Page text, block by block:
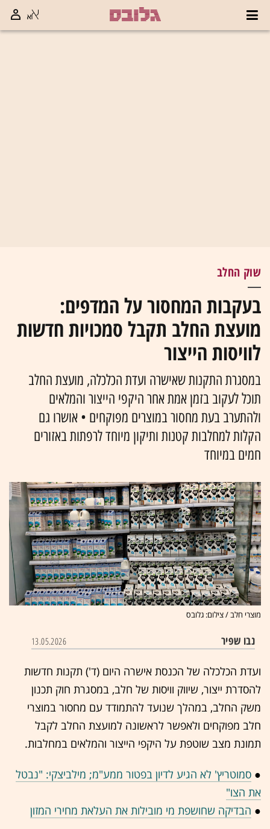
שוק החלב
בעקבות המחסור על המדפים:
מועצת החלב תקבל סמכויות חדשות
לוויסות הייצור
במסגרת התקנות שאישרה ועדת הכלכלה, מועצת החלב
תוכל לעקוב בזמן אמת אחר היקפי הייצור והמלאים
ולהתערב בעת מחסור במוצרים מפוקחים • אושרו גם
הקלות למחלבות קטנות ותיקון מיוחד לרפתות באזורים
חמים במיוחד
מוצרי חלב / צילום: גלובס
נבו שפיר 13.05.2026
ועדת הכלכלה של הכנסת אישרה היום (ד') תקנות חדשות
להסדרת ייצור, שיווק וויסות של חלב, במסגרת חוק תכנון
משק החלב, במהלך שנועד להתמודד עם מחסור במוצרי
חלב מפוקחים ולאפשר לראשונה למועצת החלב לקבל
תמונת מצב שוטפת על היקפי הייצור והמלאים במחלבות.
● סמוטריץ' לא הגיע לדיון בפטור ממע"מ; מילביצקי: "נבטל
את הצו"
● הבדיקה שחושפת מי מובילות את העלאת מחירי המזון